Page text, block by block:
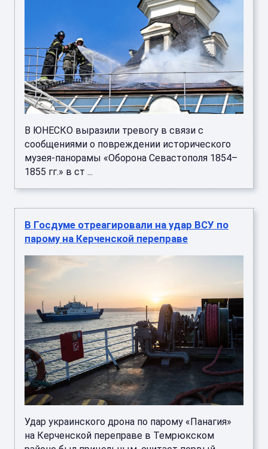
В ЮНЕСКО выразили тревогу в связи с
сообщениями о повреждении исторического
музея-панорамы «Оборона Севастополя 1854–
1855 гг.» в ст ...
В Госдуме отреагировали на удар ВСУ по
парому на Керченской переправе
Удар украинского дрона по парому «Панагия»
на Керченской переправе в Темрюкском